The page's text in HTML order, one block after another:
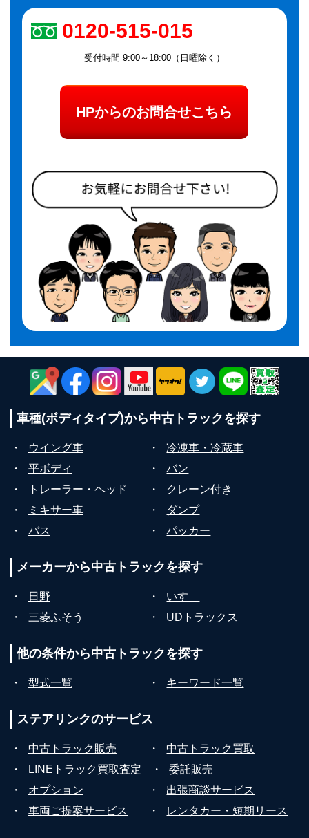
0120-515-015
受付時間 9:00～18:00（日曜除く）
HPからのお問合せこちら
車種(ボディタイプ)から中古トラックを探す
・ ウイング車 ・
冷凍車・冷蔵車
・
平ボディ ・
バン
・
トレーラー・ヘッド ・
クレーン付き
・
ミキサー車 ・
ダンプ
・
バス ・ パッカー
メーカーから中古トラックを探す
・ 日野 ・
いすゞ
・
三菱ふそう ・ UDトラックス
他の条件から中古トラックを探す
・ 型式一覧 ・ キーワード一覧
ステアリンクのサービス
・ 中古トラック販売 ・
中古トラック買取
・
LINEトラック買取査定 ・
委託販売
・
オプション ・
出張商談サービス
・
車両ご提案サービス ・ レンタカー・短期リース